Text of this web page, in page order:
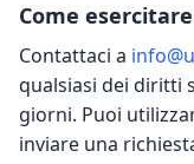
Come
Contattaci a
qualsiasi dei diritti
giorni. Puoi
inviare una